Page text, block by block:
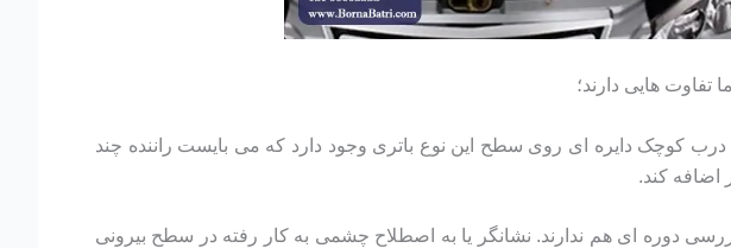
هایی دارند؛
کوچک دایره ای روی سطح این نوع باتری وجود دارد که می بایست راننده چند
اضافه کند.
دوره ای هم ندارند. نشانگر یا به اصطلاح چشمی به کار رفته در سطح بیرونی